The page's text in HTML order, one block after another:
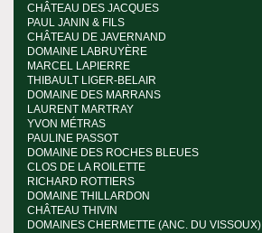
CHÂTEAU DES JACQUES
PAUL JANIN & FILS
CHÂTEAU DE JAVERNAND
DOMAINE LABRUYÈRE
MARCEL LAPIERRE
THIBAULT LIGER-BELAIR
DOMAINE DES MARRANS
LAURENT MARTRAY
YVON MÉTRAS
PAULINE PASSOT
DOMAINE DES ROCHES BLEUES
CLOS DE LA ROILETTE
RICHARD ROTTIERS
DOMAINE THILLARDON
CHÂTEAU THIVIN
DOMAINES CHERMETTE (ANC. DU VISSOUX)